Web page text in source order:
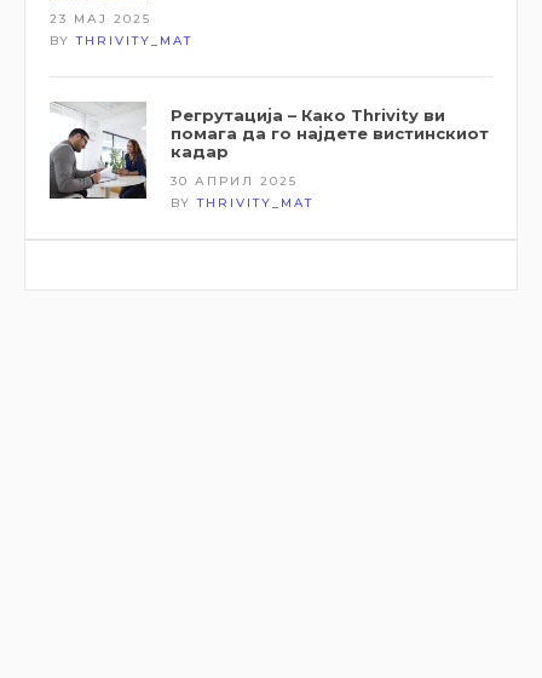
23 МАЈ 2025
BYTHRIVITY_MAT
Регрутација – Како Thrivity ви
помага да го најдете вистинскиот
кадар
30 АПРИЛ 2025
BYTHRIVITY_MAT